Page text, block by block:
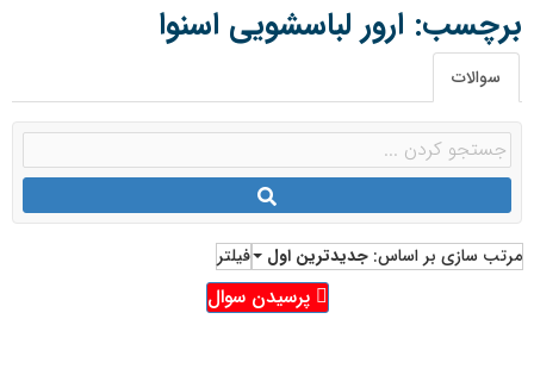
برچسب: ارور لباسشویی اسنوا
سوالات
فیلتر مرتب سازی بر اساس: جدیدترین اول
پرسیدن سوال